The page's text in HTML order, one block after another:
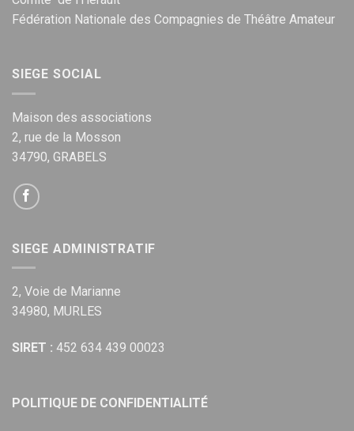
Fédération Nationale des Compagnies de Théâtre Amateur
SIEGE SOCIAL
Maison des associations
2, rue de la Mosson
34790, GRABELS
SIEGE ADMINISTRATIF
2, Voie de Marianne
34980, MURLES
SIRET : 452 634 439 00023
POLITIQUE DE CONFIDENTIALITÉ